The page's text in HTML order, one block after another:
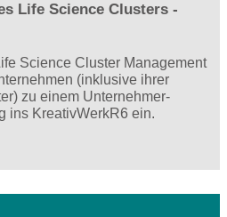
Life Science Clusters -
Science Cluster Management
(inklusive ihrer
zu einem Unternehmer-
ins KreativWerkR6 ein.